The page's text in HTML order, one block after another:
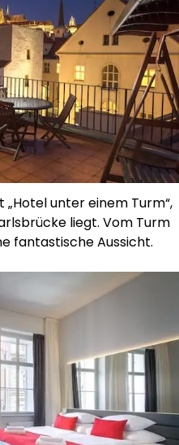
unter einem Turm“,
liegt. Vom Turm
fantastische Aussicht.